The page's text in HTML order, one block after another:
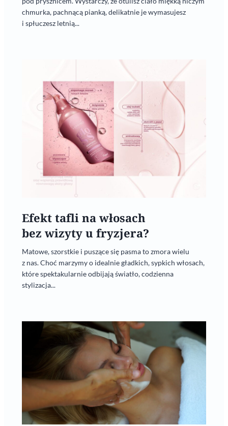
chmurka, pachnącą pianką, delikatnie je wymasujesz
i spłuczesz letnią...
Efekt tafli na włosach
bez wizyty u fryzjera?
Matowe, szorstkie i puszące się pasma to zmora wielu
z nas. Choć marzymy o idealnie gładkich, sypkich włosach,
które spektakularnie odbijają światło, codzienna
stylizacja...